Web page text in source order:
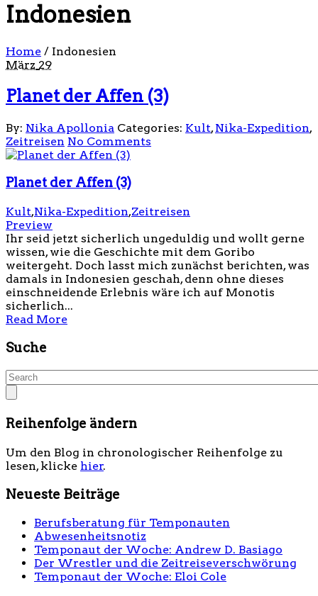
Indonesien
Home / Indonesien
März 29
Planet der Affen (3)
By: Nika Apollonia Categories: Kult,Nika-Expedition,
Zeitreisen No Comments
Planet der Affen (3)
Kult,Nika-Expedition,Zeitreisen
Preview
Ihr seid jetzt sicherlich ungeduldig und wollt gerne
wissen, wie die Geschichte mit dem Goribo
weitergeht. Doch lasst mich zunächst berichten, was
damals in Indonesien geschah, denn ohne dieses
einschneidende Erlebnis wäre ich auf Monotis
sicherlich...
Read More
Suche
Reihenfolge ändern
Um den Blog in chronologischer Reihenfolge zu
lesen, klicke hier.
Neueste Beiträge
Berufsberatung für Temponauten
Abwesenheitsnotiz
Temponaut der Woche: Andrew D. Basiago
Der Wrestler und die Zeitreiseverschwörung
Temponaut der Woche: Eloi Cole